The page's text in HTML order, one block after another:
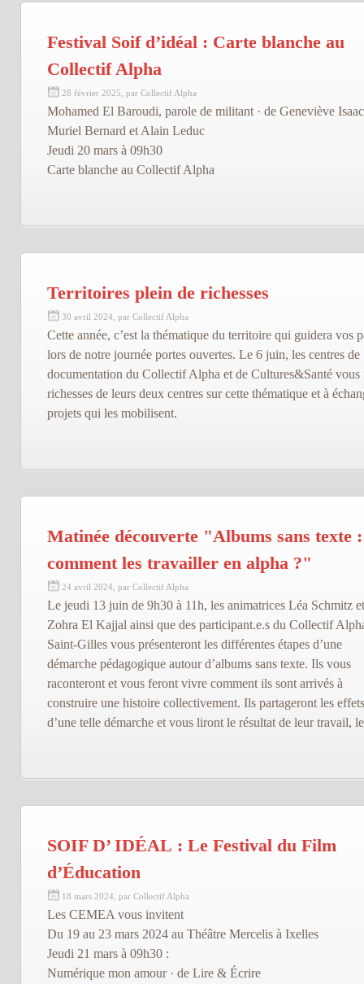
Festival Soif d’idéal : Carte blanche au
Collectif Alpha
28 février 2025, par Collectif Alpha
Mohamed El Baroudi, parole de militant · de Geneviève
Muriel Bernard et Alain Leduc
Jeudi 20 mars à 09h30
Carte blanche au Collectif Alpha
Territoires plein de richesses
30 avril 2024, par Collectif Alpha
Cette année, c’est la thématique du territoire qui guidera vos
lors de notre journée portes ouvertes. Le 6 juin, les centres de
documentation du Collectif Alpha et de Cultures&Santé
richesses de leurs deux centres sur cette thématique et à
projets qui les mobilisent.
Matinée découverte "Albums sans texte :
comment les travailler en alpha ?"
24 avril 2024, par Collectif Alpha
Le jeudi 13 juin de 9h30 à 11h, les animatrices Léa Schmitz et
Zohra El Kajjal ainsi que des participant.e.s du Collectif
Saint-Gilles vous présenteront les différentes étapes d’une
démarche pédagogique autour d’albums sans texte. Ils vous
raconteront et vous feront vivre comment ils sont arrivés à
construire une histoire collectivement. Ils partageront les effets
d’une telle démarche et vous liront le résultat de leur travail,
SOIF D’ IDÉAL : Le Festival du Film
d’Éducation
18 mars 2024, par Collectif Alpha
Les CEMEA vous invitent
Du 19 au 23 mars 2024 au Théâtre Mercelis à Ixelles
Jeudi 21 mars à 09h30 :
Numérique mon amour · de Lire & Écrire